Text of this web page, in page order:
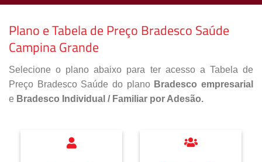
Plano e Tabela de Preço Bradesco Saúde
Campina Grande
Selecione o plano abaixo para ter acesso a Tabela de
Preço Bradesco Saúde do plano Bradesco empresarial
e Bradesco Individual / Familiar por Adesão.